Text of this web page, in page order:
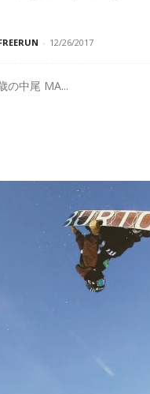
- 12/26/2017
の中尾 MA...